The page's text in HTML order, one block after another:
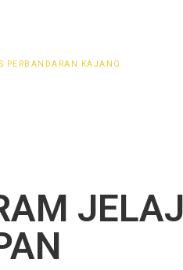
PERBANDARAN KAJANG